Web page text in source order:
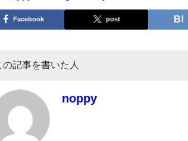
Facebook post
の記事を書いた人
noppy